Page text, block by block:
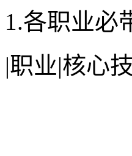
1.各职业必
|职业|核心